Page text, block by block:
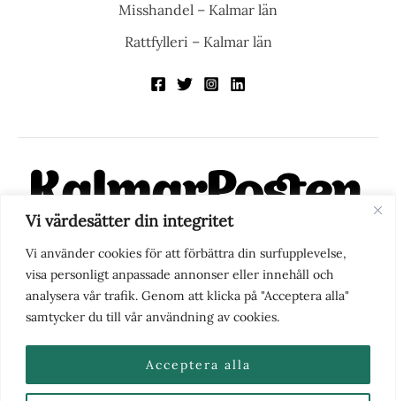
Vi värdesätter din integritet
Vi använder cookies för att förbättra din surfupplevelse,
visa personligt anpassade annonser eller innehåll och
analysera vår trafik. Genom att klicka på "Acceptera alla"
samtycker du till vår användning av cookies.
Acceptera alla
Misshandel – Kalmar län
Rattfylleri – Kalmar län
KalmarPosten är en modern lokalnyhetstidning på nätet. Med
fokus på Kalmarregionen, men också med blick för det större
perspektivet, vill vi vara din självklara kanal för nyheter,
berättelser och engagemang. KalmarPosten grundades 1988 och
fick nya ägare 2025.